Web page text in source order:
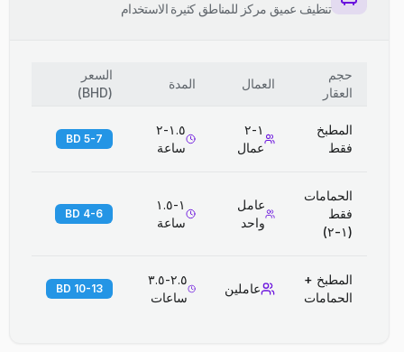
تنظيف عميق مركز للمناطق كثيرة الاستخدام
حجم
العقار
العمال المدة
السعر
(
BHD
)
المطبخ
فقط
١-٢
عمال
١.٥-٢
ساعة
5-7 BD
الحمامات
فقط
(١-٢)
عامل
واحد
١-١.٥
ساعة
4-6 BD
المطبخ +
الحمامات
عاملين
٢.٥-٣.٥
ساعات
10-13 BD